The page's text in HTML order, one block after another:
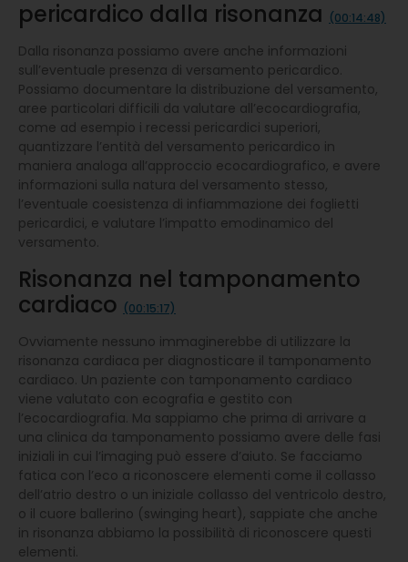
pericardico dalla risonanza (00:14:48)
Dalla risonanza possiamo avere anche informazioni
sull’eventuale presenza di versamento pericardico.
Possiamo documentare la distribuzione del versamento,
aree particolari difficili da valutare all’ecocardiografia,
come ad esempio i recessi pericardici superiori,
quantizzare l’entità del versamento pericardico in
maniera analoga all’approccio ecocardiografico, e avere
informazioni sulla natura del versamento stesso,
l’eventuale coesistenza di infiammazione dei foglietti
pericardici, e valutare l’impatto emodinamico del
versamento.
Risonanza nel tamponamento
cardiaco (00:15:17)
Ovviamente nessuno immaginerebbe di utilizzare la
risonanza cardiaca per diagnosticare il tamponamento
cardiaco. Un paziente con tamponamento cardiaco
viene valutato con ecografia e gestito con
l’ecocardiografia. Ma sappiamo che prima di arrivare a
una clinica da tamponamento possiamo avere delle fasi
iniziali in cui l’imaging può essere d’aiuto. Se facciamo
fatica con l’eco a riconoscere elementi come il collasso
dell’atrio destro o un iniziale collasso del ventricolo destro,
o il cuore ballerino (swinging heart), sappiate che anche
in risonanza abbiamo la possibilità di riconoscere questi
elementi.